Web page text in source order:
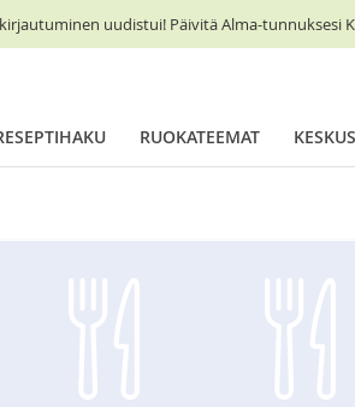
uudistui! Päivitä Alma-tunnuksesi
RUOKATEEMAT